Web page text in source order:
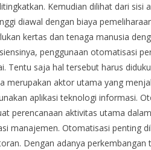
Kemudian dilihat dari
diawal dengan biaya
kertas dan tenaga manusia
penggunaan otomatisasi
Tentu saja hal tersebut harus
merupakan aktor utama yang
aplikasi teknologi informasi.
perencanaan aktivitas utama
manajemen. Otomatisasi penting
Dengan adanya